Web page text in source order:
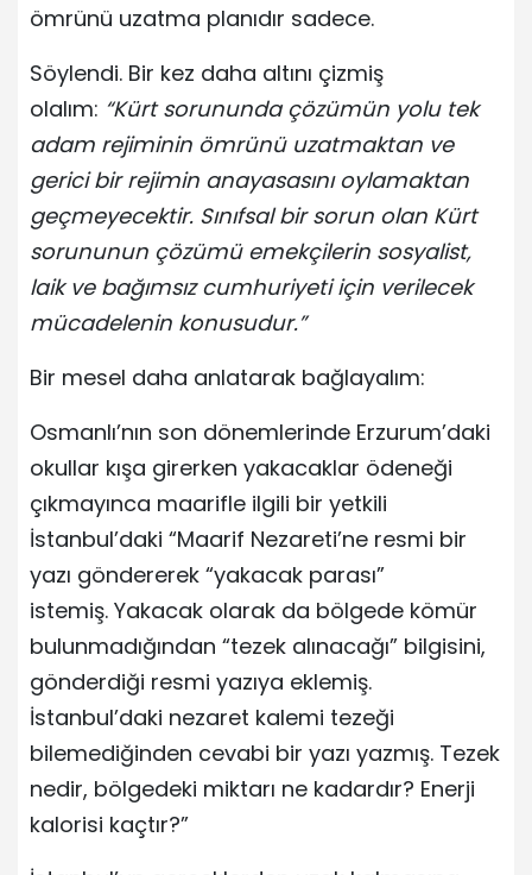
ömrünü uzatma planıdır sadece.
Söylendi. Bir kez daha altını çizmiş
olalım: “Kürt sorununda çözümün yolu tek
adam rejiminin ömrünü uzatmaktan ve
gerici bir rejimin anayasasını oylamaktan
geçmeyecektir. Sınıfsal bir sorun olan Kürt
sorununun çözümü emekçilerin sosyalist,
laik ve bağımsız cumhuriyeti için verilecek
mücadelenin konusudur.”
Bir mesel daha anlatarak bağlayalım:
Osmanlı’nın son dönemlerinde Erzurum’daki
okullar kışa girerken yakacaklar ödeneği
çıkmayınca maarifle ilgili bir yetkili
İstanbul’daki “Maarif Nezareti’ne resmi bir
yazı göndererek “yakacak parası”
istemiş. Yakacak olarak da bölgede kömür
bulunmadığından “tezek alınacağı” bilgisini,
gönderdiği resmi yazıya eklemiş.
İstanbul’daki nezaret kalemi tezeği
bilemediğinden cevabi bir yazı yazmış. Tezek
nedir, bölgedeki miktarı ne kadardır? Enerji
kalorisi kaçtır?”